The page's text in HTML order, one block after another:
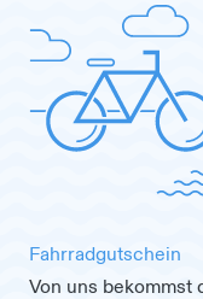
Fahrradgutschein
Von uns bekommst